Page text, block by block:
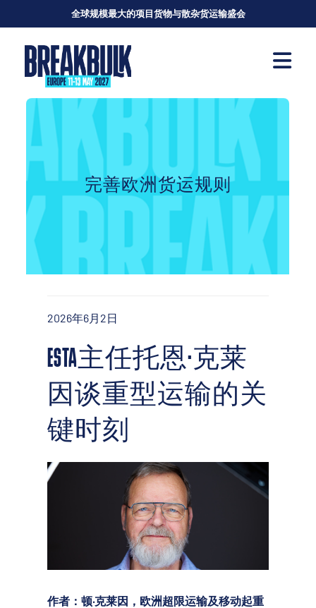
全球规模最大的项目货物与散杂货运输盛会
完善欧洲货运规则
2026年6月2日
ESTA主任托恩·克莱
因谈重型运输的关
键时刻
作者：顿·克莱因，欧洲超限运输及移动起重